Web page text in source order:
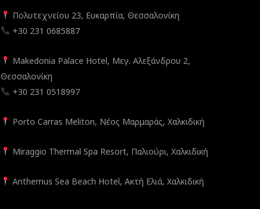
Πολυτεχνείου 23, Ευκαρπία, Θεσσαλονίκη
+30 231 0685887
Makedonia Palace Hotel, Μεγ. Αλεξάνδρου 2,
Θεσσαλονίκη
+30 231 0518997
Porto Carras Meliton, Νέος Μαρμαράς, Χαλκιδική
Miraggio Thermal Spa Resort, Παλιούρι, Χαλκιδική
Anthemus Sea Beach Hotel, Ακτή Ελιά, Χαλκιδική